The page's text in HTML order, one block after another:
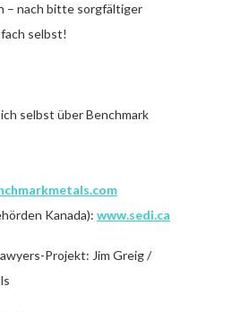
– nach bitte sorgfältiger
selbst!
selbst über Benchmark
Kanada): www.sedi.ca
Projekt: Jim Greig /